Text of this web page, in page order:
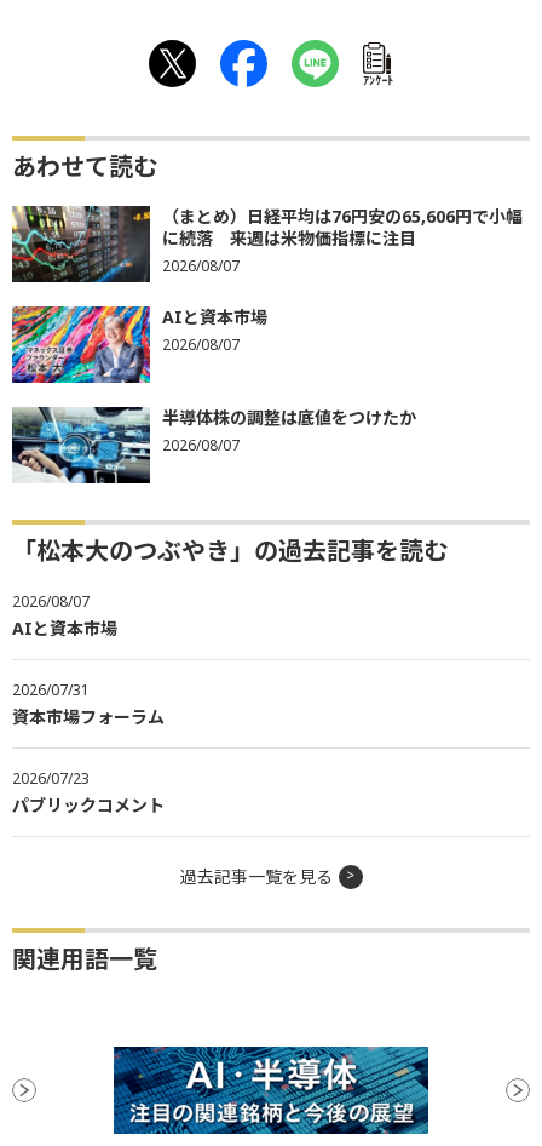
ｱﾝｹｰﾄ
あわせて読む
（まとめ）日経平均は76円安の65,606円で小幅
に続落 来週は米物価指標に注目
2026/08/07
AIと資本市場
2026/08/07
半導体株の調整は底値をつけたか
2026/08/07
「松本大のつぶやき」の過去記事を読む
2026/08/07
AIと資本市場
2026/07/31
資本市場フォーラム
2026/07/23
パブリックコメント
過去記事一覧を見る
関連用語一覧